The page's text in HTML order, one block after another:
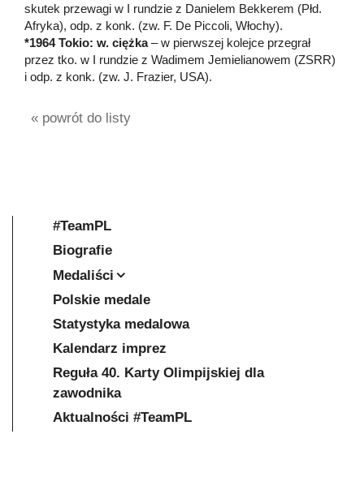
skutek przewagi w I rundzie z Danielem Bekkerem (Płd.
Afryka), odp. z konk. (zw. F. De Piccoli, Włochy).
*1964 Tokio: w. ciężka– w pierwszej kolejce przegrał
przez tko. w I rundzie z Wadimem Jemielianowem (ZSRR)
i odp. z konk. (zw. J. Frazier, USA).
« powrót do listy
#TeamPL
Biografie
Medaliści
Polskie medale
Statystyka medalowa
Kalendarz imprez
Reguła 40. Karty Olimpijskiej dla
zawodnika
Aktualności #TeamPL